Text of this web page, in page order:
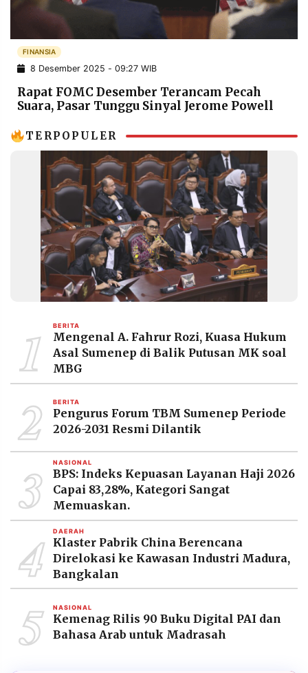
POLICY
INFORMASI
IKLAN
KIRIM
PENGADUAN TERM
SERVICE
IKUTI
PRAMUDITA
2026
PT.
MEDIA
PRAMUDITA
FINANSIA
8 Desember 2025 - 09:27 WIB
Rapat FOMC Desember Terancam Pecah
Suara, Pasar Tunggu Sinyal Jerome Powell
TERPOPULER
1 BERITA
Mengenal A. Fahrur Rozi, Kuasa Hukum
Asal Sumenep di Balik Putusan MK soal
MBG
2 BERITA
Pengurus Forum TBM Sumenep Periode
2026-2031 Resmi Dilantik
3 NASIONAL
BPS: Indeks Kepuasan Layanan Haji 2026
Capai 83,28%, Kategori Sangat
Memuaskan.
4 DAERAH
Klaster Pabrik China Berencana
Direlokasi ke Kawasan Industri Madura,
Bangkalan
5 NASIONAL
Kemenag Rilis 90 Buku Digital PAI dan
Bahasa Arab untuk Madrasah